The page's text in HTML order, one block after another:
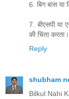
6. बिग बास या
7. बीएसपी
की चिंता करता।
Reply
shubham
Bilkul Nahi